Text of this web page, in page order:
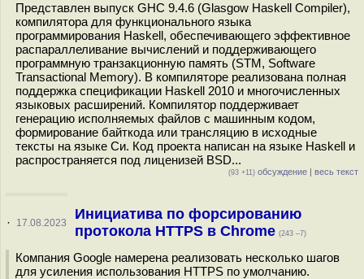
Представлен выпуск GHC 9.4.6 (Glasgow Haskell Compiler),
компилятора для функционального языка
программирования Haskell, обеспечивающего эффективное
распараллеливание вычислений и поддерживающего
программную транзакционную память (STM, Software
Transactional Memory). В компиляторе реализована полная
поддержка спецификации Haskell 2010 и многочисленных
языковых расширений. Компилятор поддерживает
генерацию исполняемых файлов с машинным кодом,
формирование байткода или трансляцию в исходные
тексты на языке Си. Код проекта написан на языке Haskell и
распространяется под лиценизей BSD...
(93 +11) обсуждение | весь текст
· 17.08.2023
Инициатива по форсированию
протокола HTTPS в Chrome (243 –7)
Компания Google намерена реализовать несколько шагов
для усиления использования HTTPS по умолчанию.